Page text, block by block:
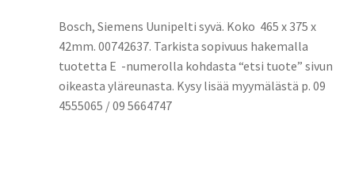
Bosch, Siemens Uunipelti syvä. Koko 465 x 375 x
42mm. 00742637. Tarkista sopivuus hakemalla
tuotetta E -numerolla kohdasta “etsi tuote” sivun
oikeasta yläreunasta. Kysy lisää myymälästä p. 09
4555065 / 09 5664747